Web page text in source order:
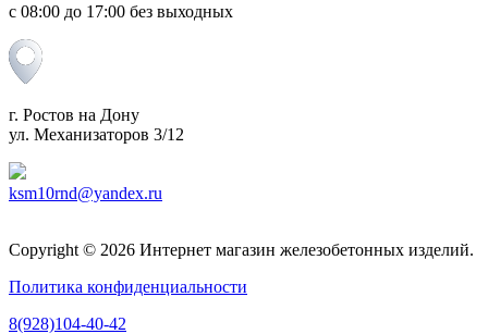
c 08:00 до 17:00 без выходных
г. Ростов на Дону
ул. Механизаторов 3/12
ksm10rnd@yandex.ru
Copyright © 2026 Интернет магазин железобетонных изделий.
Политика конфиденциальности
8(928)104-40-42